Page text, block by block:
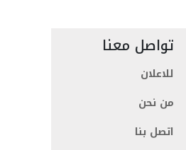
تواصل معنا
للاعلان
من نحن
اتصل بنا